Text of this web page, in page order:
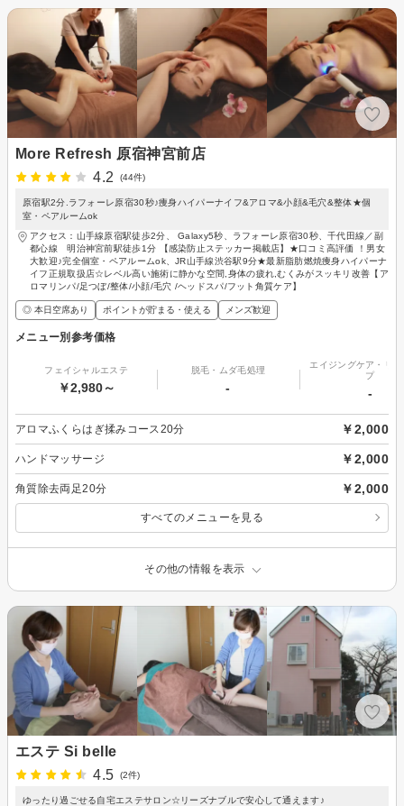
More Refresh 原宿神宮前店
4.2
(44件)
原宿駅2分.ラフォーレ原宿30秒♪痩身ハイパーナイフ&アロマ&小顔&毛穴&整体★個
室・ペアルームok
アクセス：山手線原宿駅徒歩2分、 Galaxy5秒、ラフォーレ原宿30秒、千代田線／副
都心線 明治神宮前駅徒歩1分 【感染防止ステッカー掲載店】★口コミ高評価 ！男女
大歓迎♪完全個室・ペアルームok、JR山手線渋谷駅9分★最新脂肪燃焼痩身ハイパーナ
イフ正規取扱店☆レベル高い施術に静かな空間,身体の疲れ,むくみがスッキリ改善【ア
ロマリンパ/足つぼ/整体/小顔/毛穴 /ヘッドスパ/フット角質ケア】
◎ 本日空席あり ポイントが貯まる・使える メンズ歓迎
メニュー別参考価格
フェイシャルエステ
￥2,980～
脱毛・ムダ毛処理
-
エイジングケア・リ
プ
-
アロマふくらはぎ揉みコース20分 ￥2,000
ハンドマッサージ ￥2,000
角質除去両足20分 ￥2,000
すべてのメニューを見る
その他の情報を表示
エステ Si belle
4.5
(2件)
ゆったり過ごせる自宅エステサロン☆リーズナブルで安心して通えます♪